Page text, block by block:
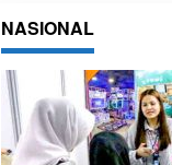
NASIONAL